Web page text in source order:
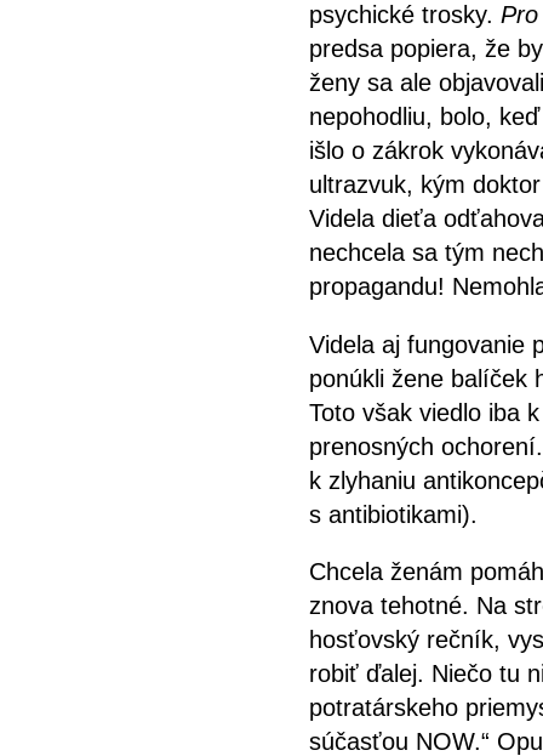
psychické trosky.
predsa popiera, že
ženy sa ale
nepohodliu, bolo,
išlo o zákrok
ultrazvuk, kým
Videla dieťa
nechcela sa tým
propagandu!
Videla aj fungovanie
ponúkli žene balíček
Toto však viedlo iba
prenosných
k zlyhaniu
s antibiotikami).
Chcela ženám
znova tehotné. Na
hosťovský rečník,
robiť ďalej. Niečo tu
potratárskeho
súčasťou NOW.“